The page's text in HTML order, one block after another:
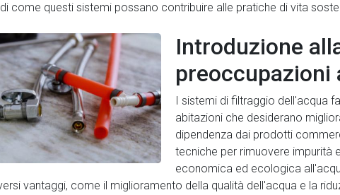
come questi sistemi possano contribuire alle pratiche di vita
Introduzione
preoccupazioni
I sistemi di filtraggio dell'acqua
abitazioni che desiderano
dipendenza dai prodotti
tecniche per rimuovere impurità
economica ed ecologica
vantaggi, come il miglioramento della qualità dell'acqua e la